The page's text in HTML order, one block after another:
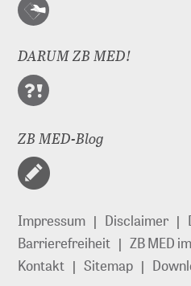
DARUM ZB MED!
ZB MED-Blog
Impressum Disclaimer
Barrierefreiheit
ZB MED
Kontakt
Sitemap